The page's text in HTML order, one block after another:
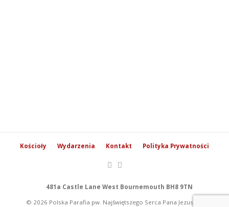
Kościoły Wydarzenia Kontakt Polityka Prywatności
481a Castle Lane West Bournemouth BH8 9TN
© 2026 Polska Parafia pw. Najświętszego Serca Pana Jezusa w